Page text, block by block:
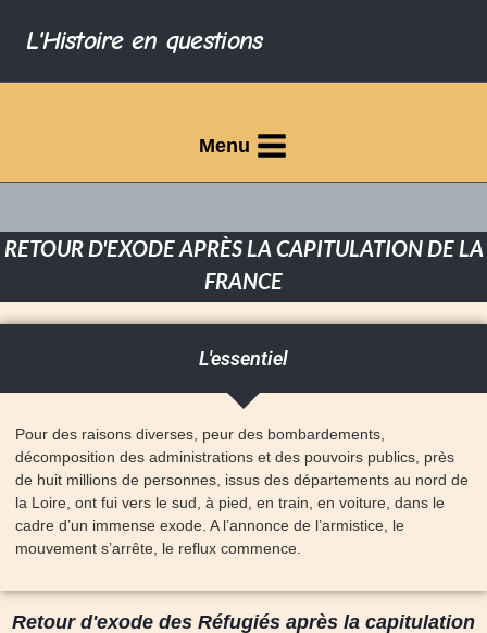
L'Histoire en questions
Menu
RETOUR D'EXODE APRÈS LA CAPITULATION DE LA
FRANCE
L'essentiel
Pour des raisons diverses, peur des bombardements,
décomposition des administrations et des pouvoirs publics, près
de huit millions de personnes, issus des départements au nord de
la Loire, ont fui vers le sud, à pied, en train, en voiture, dans le
cadre d’un immense exode. A l’annonce de l’armistice, le
mouvement s’arrête, le reflux commence.
Retour d'exode des Réfugiés après la capitulation